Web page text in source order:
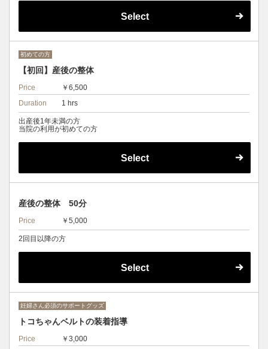
Select
初めての方
【初回】産後の整体
Price
￥6,500
Duration
1 hrs
出産後1年未満の方
当院の利用が初めての方
Select
産後の整体 50分
Price ￥5,000
2回目以降の方
Select
妊婦さん必須のサポートグッズ
トコちゃんベルトの装着指導
Price
￥3,000